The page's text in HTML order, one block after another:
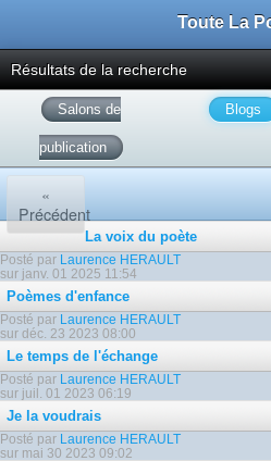
Toute La
Résultats de la recherche
Salons de
publication
Blogs
«
Précédent
La voix du poète
Posté par Laurence HERAULT
sur janv. 01 2025 11:54
Poèmes d'enfance
Posté par Laurence HERAULT
sur déc. 23 2023 08:00
Le temps de l'échange
Posté par Laurence HERAULT
sur juil. 01 2023 06:19
Je la voudrais
Posté par Laurence HERAULT
sur mai 30 2023 09:02